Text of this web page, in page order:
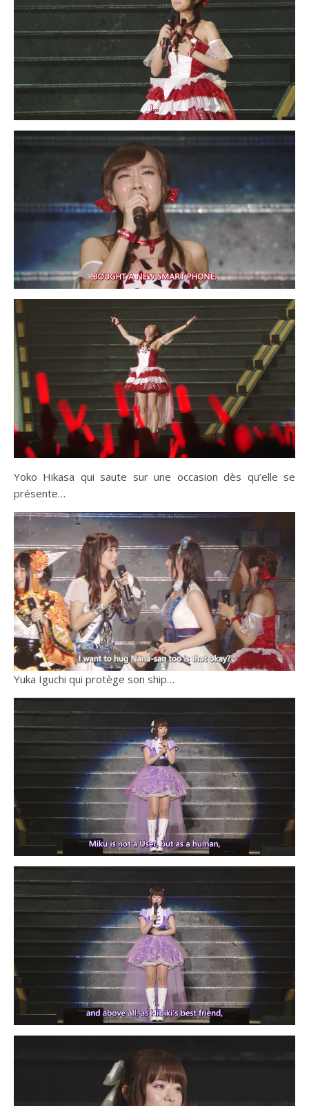
Yoko Hikasa qui saute sur une occasion dès qu’elle se
présente…
Yuka Iguchi qui protège son ship…